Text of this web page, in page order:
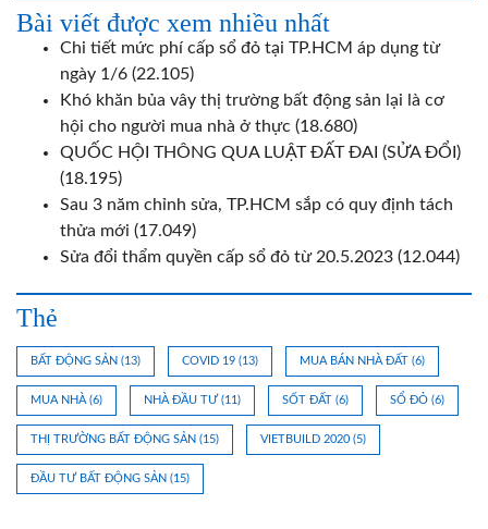
Bài viết được xem nhiều nhất
Chi tiết mức phí cấp sổ đỏ tại TP.HCM áp dụng từ
ngày 1/6 (22.105)
Khó khăn bủa vây thị trường bất động sản lại là cơ
hội cho người mua nhà ở thực (18.680)
QUỐC HỘI THÔNG QUA LUẬT ĐẤT ĐAI (SỬA ĐỔI)
(18.195)
Sau 3 năm chỉnh sửa, TP.HCM sắp có quy định tách
thửa mới (17.049)
Sửa đổi thẩm quyền cấp sổ đỏ từ 20.5.2023 (12.044)
Thẻ
BẤT ĐỘNG SẢN (13) COVID 19 (13) MUA BÁN NHÀ ĐẤT (6)
MUA NHÀ (6) NHÀ ĐẦU TƯ(11) SỐT ĐẤT (6) SỔ ĐỎ (6)
THỊ TRƯỜNG BẤT ĐỘNG SẢN (15) VIETBUILD 2020 (5)
ĐẦU TƯ BẤT ĐỘNG SẢN (15)